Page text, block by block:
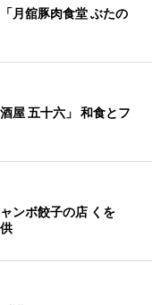
月舘豚肉食堂 ぶたの
屋 五十六」 和食とフ
ンボ餃子の店 くを